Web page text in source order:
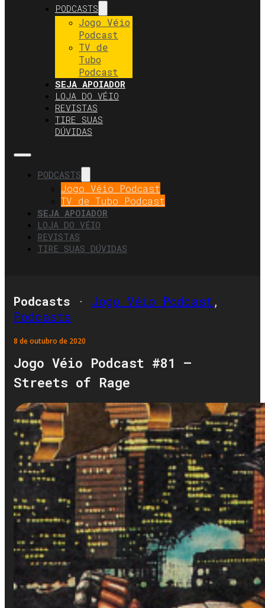
PODCASTS
Jogo Véio
Podcast
TV de
Tubo
Podcast
SEJA APOIADOR
LOJA DO VÉIO
REVISTAS
TIRE SUAS
DÚVIDAS
PODCASTS
Jogo Véio Podcast
TV de Tubo Podcast
SEJA APOIADOR
LOJA DO VÉIO
REVISTAS
TIRE SUAS DÚVIDAS
Podcasts · Jogo Véio Podcast,
Podcasts
8 de outubro de 2020
Jogo Véio Podcast #81 –
Streets of Rage